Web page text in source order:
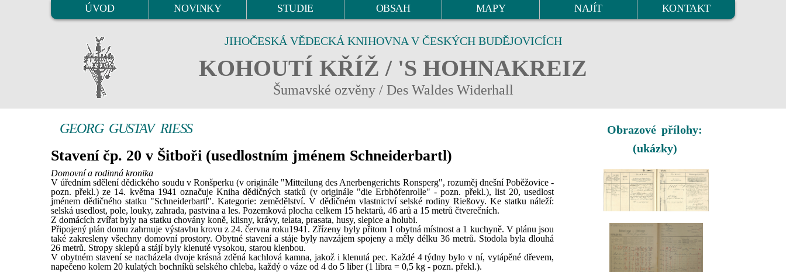
ÚVOD NOVINKY STUDIE OBSAH MAPY NAJÍT KONTAKT
JIHOČESKÁ VĚDECKÁ KNIHOVNA V ČESKÝCH BUDĚJOVICÍCH
KOHOUTÍ KŘÍŽ / 'S HOHNAKREIZ
Šumavské ozvěny / Des Waldes Widerhall
GEORG GUSTAV RIESS
Stavení čp. 20 v Šitboři (usedlostním jménem Schneiderbartl)
Domovní a rodinná kronika
V úředním sdělení dědického soudu v Ronšperku (v originále "Mitteilung des Anerbengerichts Ronsperg", rozuměj dnešní Poběžovice -
pozn. překl.) ze 14. května 1941 označuje Kniha dědičných statků (v originále "die Erbhöfenrolle" - pozn. překl.), list 20, usedlost
jménem dědičného statku "Schneiderbartl". Kategorie: zemědělství. V dědičném vlastnictví selské rodiny Rießovy. Ke statku náleží:
selská usedlost, pole, louky, zahrada, pastvina a les. Pozemková plocha celkem 15 hektarů, 46 arů a 15 metrů čtverečních.
Z domácích zvířat byly na statku chovány koně, klisny, krávy, telata, prasata, husy, slepice a holubi.
Připojený plán domu zahrnuje výstavbu krovu z 24. června roku1941. Zřízeny byly přitom 1 obytná místnost a 1 kuchyně. V plánu jsou
také zakresleny všechny domovní prostory. Obytné stavení a stáje byly navzájem spojeny a měly délku 36 metrů. Stodola byla dlouhá
26 metrů. Stropy sklepů a stájí byly klenuté vysokou, starou klenbou.
V obytném stavení se nacházela dvoje krásná zděná kachlová kamna, jakož i klenutá pec. Každé 4 týdny bylo v ní, vytápěné dřevem,
napečeno kolem 20 kulatých bochníků selského chleba, každý o váze od 4 do 5 liber (1 libra = 0,5 kg - pozn. překl.).
Obrazové přílohy:
(ukázky)